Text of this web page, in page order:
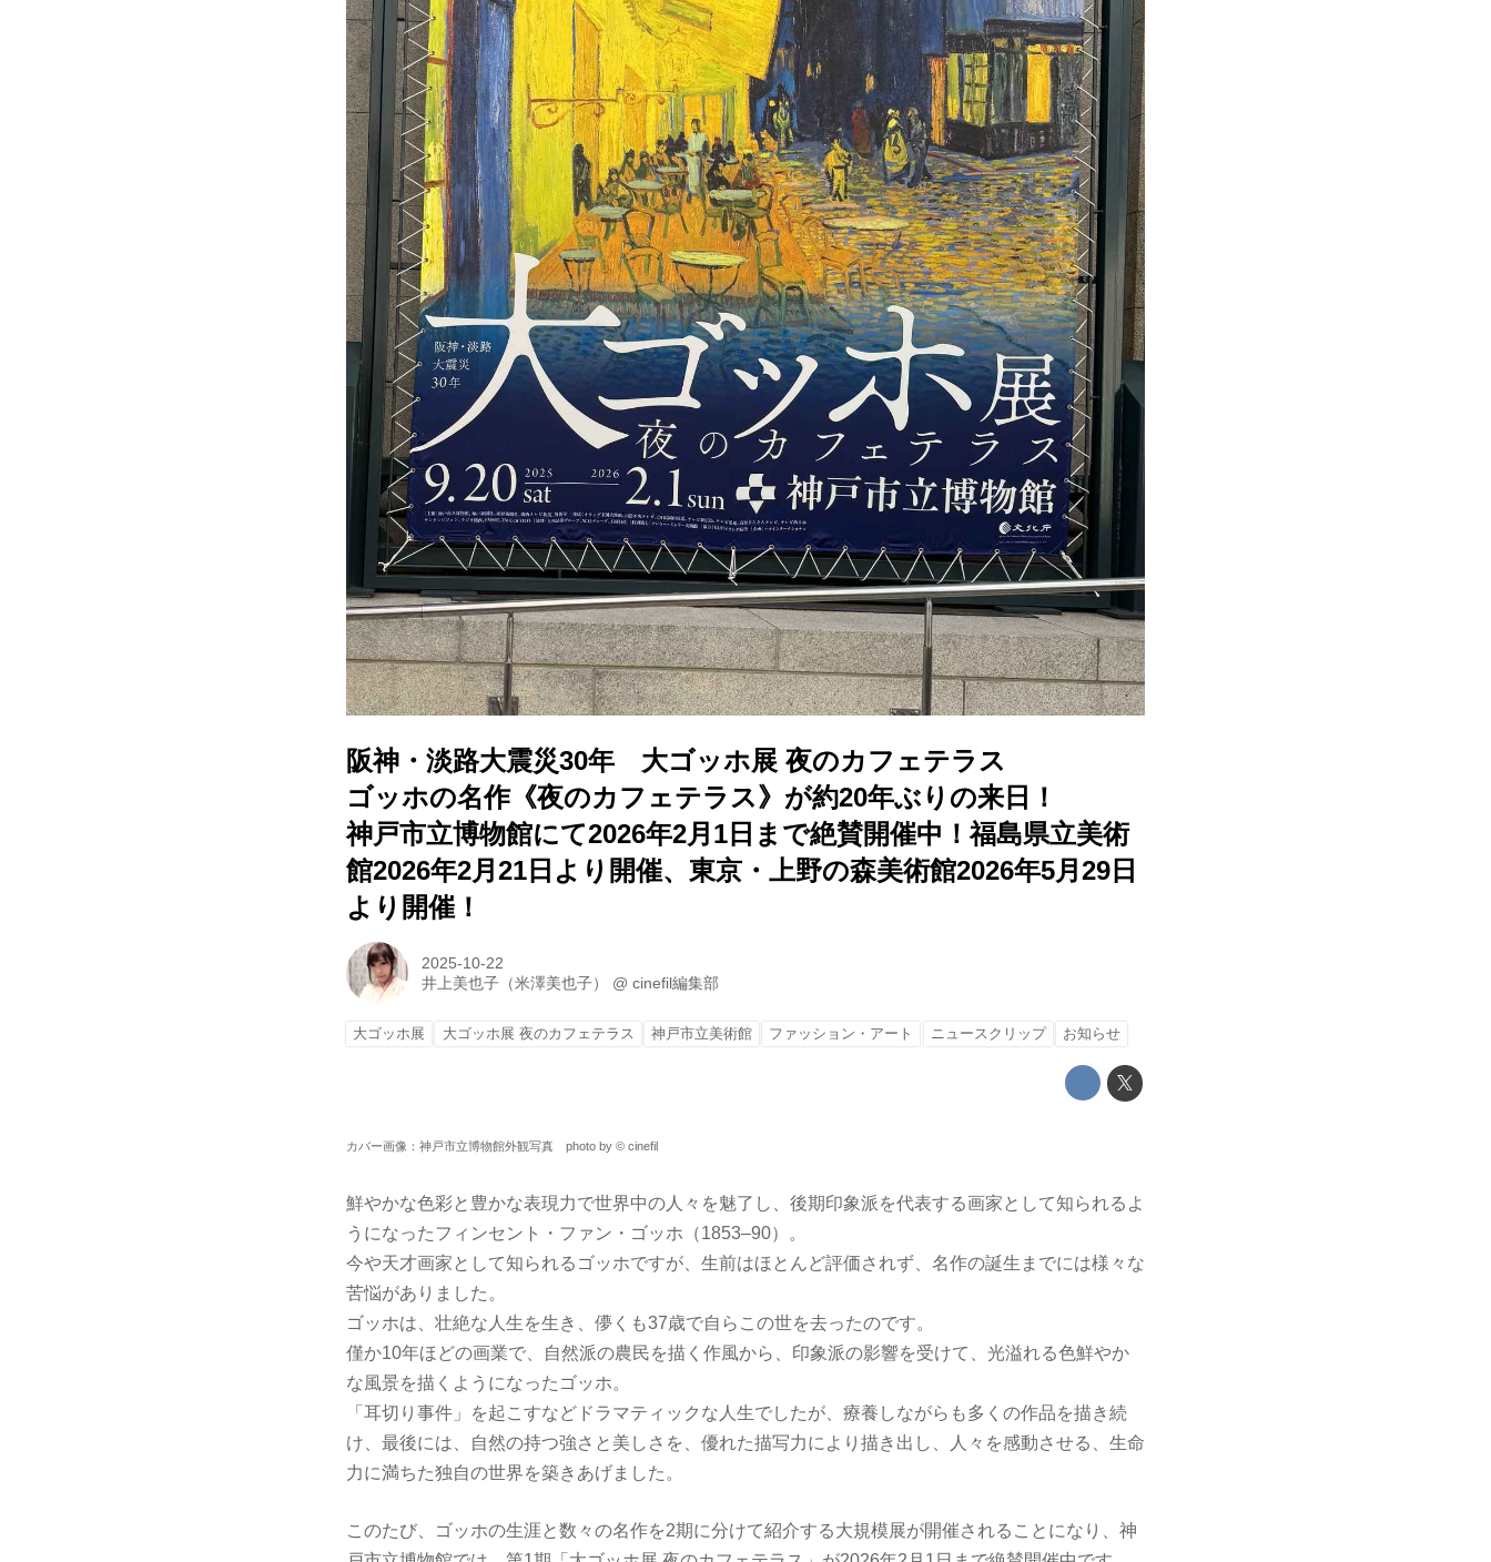
阪神・淡路大震災30年 大ゴッホ展 夜のカフェテラス
ゴッホの名作《夜のカフェテラス》が約20年ぶりの来日！
神戸市立博物館にて2026年2月1日まで絶賛開催中！福島県立美術
館2026年2月21日より開催、東京・上野の森美術館2026年5月29日
より開催！
2025-10-22
井上美也子（米澤美也子）
@cinefil編集部
大ゴッホ展 大ゴッホ展 夜のカフェテラス 神戸市立美術館 ファッション・アート ニュースクリップ お知らせ
カバー画像：神戸市立博物館外観写真 photo by © cinefil
鮮やかな色彩と豊かな表現力で世界中の人々を魅了し、後期印象派を代表する画家として知られるよ
うになったフィンセント・ファン・ゴッホ（1853–90）。
今や天才画家として知られるゴッホですが、生前はほとんど評価されず、名作の誕生までには様々な
苦悩がありました。
ゴッホは、壮絶な人生を生き、儚くも37歳で自らこの世を去ったのです。
僅か10年ほどの画業で、自然派の農民を描く作風から、印象派の影響を受けて、光溢れる色鮮やか
な風景を描くようになったゴッホ。
「耳切り事件」を起こすなどドラマティックな人生でしたが、療養しながらも多くの作品を描き続
け、最後には、自然の持つ強さと美しさを、優れた描写力により描き出し、人々を感動させる、生命
力に満ちた独自の世界を築きあげました。
このたび、ゴッホの生涯と数々の名作を2期に分けて紹介する大規模展が開催されることになり、神